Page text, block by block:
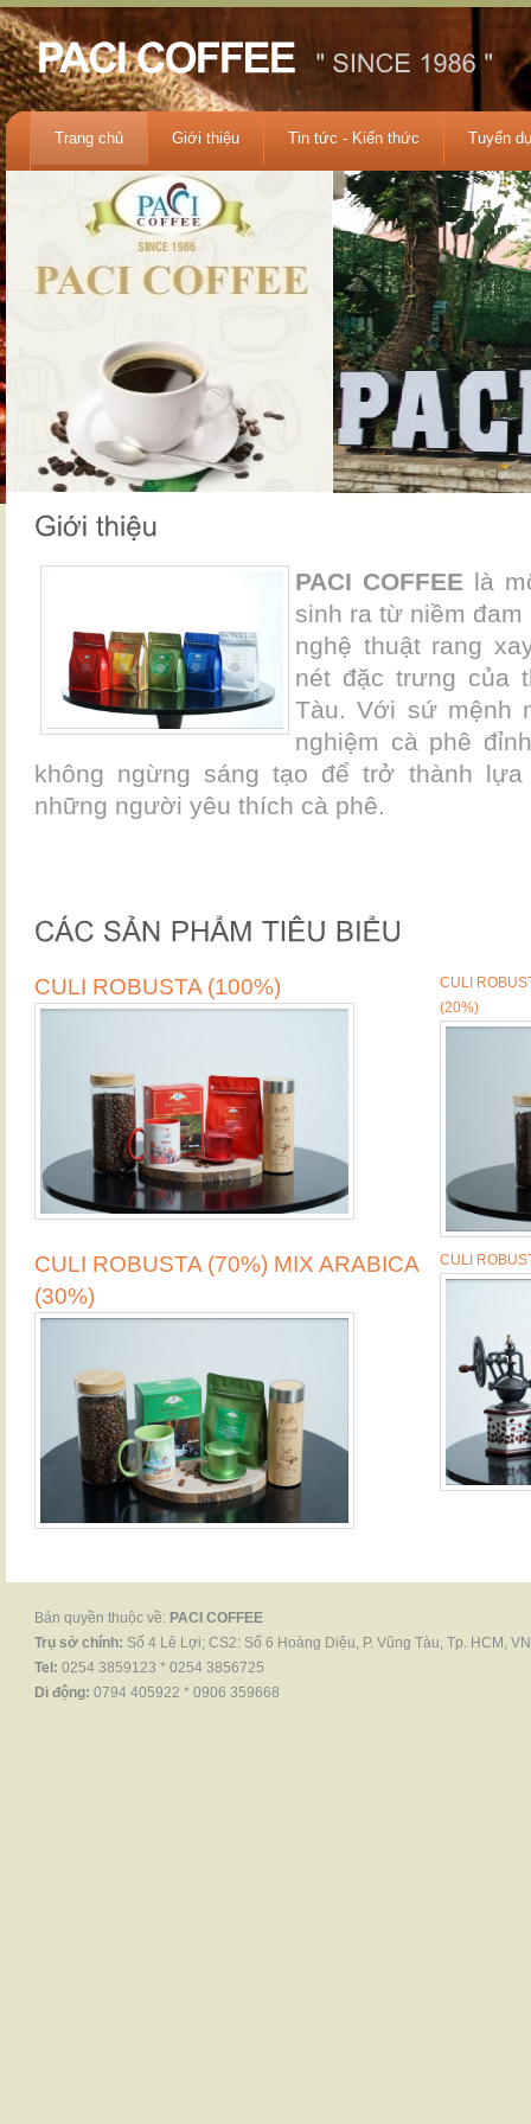
Trang chủ Giới thiệu Tin tức - Kiến thức Tuyển
PACI COFFEE là
sinh ra từ niềm
nghệ thuật rang
nét đặc trưng của
Tàu. Với sứ mệnh
nghiệm cà phê
không ngừng sáng tạo để trở thành
những người yêu thích cà phê.
CULI ROBUSTA (100%)
CULI
(20%)
CULI ROBUSTA (70%) MIX ARABICA
(30%)
CULI
Bản quyền thuộc về: PACI COFFEE
Trụ sở chính: Số 4 Lê Lợi; CS2: Số 6 Hoàng Diệu, P. Vũng Tàu, Tp. HCM, VN
Tel: 0254 3859123 * 0254 3856725
Di động: 0794 405922 * 0906 359668